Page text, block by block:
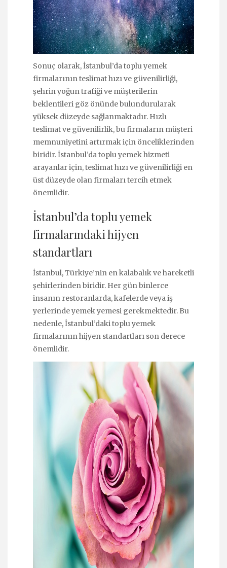
Sonuç olarak, İstanbul’da toplu yemek
firmalarının teslimat hızı ve güvenilirliği,
şehrin yoğun trafiği ve müşterilerin
beklentileri göz önünde bulundurularak
yüksek düzeyde sağlanmaktadır. Hızlı
teslimat ve güvenilirlik, bu firmaların müşteri
memnuniyetini artırmak için önceliklerinden
biridir. İstanbul’da toplu yemek hizmeti
arayanlar için, teslimat hızı ve güvenilirliği en
üst düzeyde olan firmaları tercih etmek
önemlidir.
İstanbul’da toplu yemek
firmalarındaki hijyen
standartları
İstanbul, Türkiye’nin en kalabalık ve hareketli
şehirlerinden biridir. Her gün binlerce
insanın restoranlarda, kafelerde veya iş
yerlerinde yemek yemesi gerekmektedir. Bu
nedenle, İstanbul’daki toplu yemek
firmalarının hijyen standartları son derece
önemlidir.